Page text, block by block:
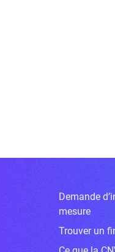
Demande
mesure
Trouver un